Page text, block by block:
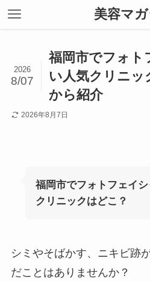
美容マ
福岡市でフォト
い人気クリニッ
から紹介
2026
8/07
2026年8月7日
福岡市でフォトフェイ
クリニックはどこ？
シミやそばかす、ニキビ跡
だことはありませんか？